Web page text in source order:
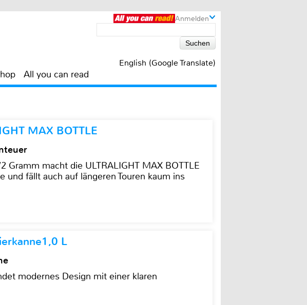
Anmelden
English (Google Translate)
All you can read
MAX BOTTLE
macht die ULTRALIGHT MAX BOTTLE
und fällt auch auf längeren Touren kaum ins
L
modernes Design mit einer klaren